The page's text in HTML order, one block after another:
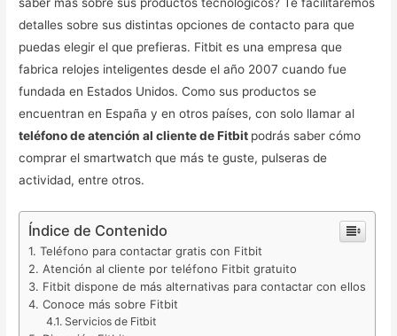
saber más sobre sus productos tecnológicos? Te facilitaremos
detalles sobre sus distintas opciones de contacto para que
puedas elegir el que prefieras. Fitbit es una empresa que
fabrica relojes inteligentes desde el año 2007 cuando fue
fundada en Estados Unidos. Como sus productos se
encuentran en España y en otros países, con solo llamar al
teléfono de atención al cliente de Fitbit podrás saber cómo
comprar el smartwatch que más te guste, pulseras de
actividad, entre otros.
Índice de Contenido
Teléfono para contactar gratis con Fitbit
Atención al cliente por teléfono Fitbit gratuito
Fitbit dispone de más alternativas para contactar con ellos
Conoce más sobre Fitbit
Servicios de Fitbit